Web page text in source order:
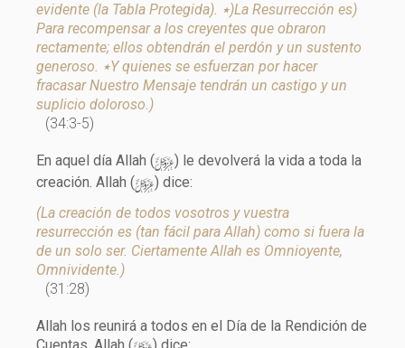
evidente (la Tabla Protegida). ٭)La Resurrección es)
Para recompensar a los creyentes que obraron
rectamente; ellos obtendrán el perdón y un sustento
generoso. ٭Y quienes se esfuerzan por hacer
fracasar Nuestro Mensaje tendrán un castigo y un
suplicio doloroso.)
(34:3-5)
En aquel día Allah (y) le devolverá la vida a toda la
creación. Allah (y) dice:
(La creación de todos vosotros y vuestra
resurrección es (tan fácil para Allah) como si fuera la
de un solo ser. Ciertamente Allah es Omnioyente,
Omnividente.)
(31:28)
Allah los reunirá a todos en el Día de la Rendición de